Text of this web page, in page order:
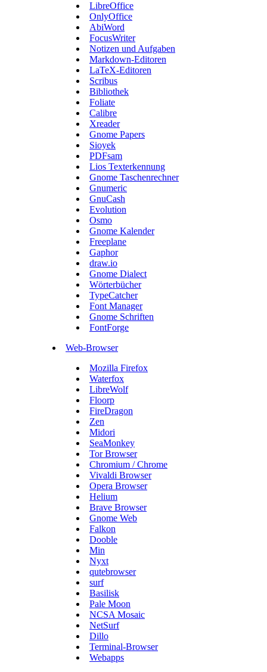
LibreOffice
OnlyOffice
AbiWord
FocusWriter
Notizen und Aufgaben
Markdown-Editoren
LaTeX-Editoren
Scribus
Bibliothek
Foliate
Calibre
Xreader
Gnome Papers
Sioyek
PDFsam
Lios Texterkennung
Gnome Taschenrechner
Gnumeric
GnuCash
Evolution
Osmo
Gnome Kalender
Freeplane
Gaphor
draw.io
Gnome Dialect
Wörterbücher
TypeCatcher
Font Manager
Gnome Schriften
FontForge
Web-Browser
Mozilla Firefox
Waterfox
LibreWolf
Floorp
FireDragon
Zen
Midori
SeaMonkey
Tor Browser
Chromium / Chrome
Vivaldi Browser
Opera Browser
Helium
Brave Browser
Gnome Web
Falkon
Dooble
Min
Nyxt
qutebrowser
surf
Basilisk
Pale Moon
NCSA Mosaic
NetSurf
Dillo
Terminal-Browser
Webapps